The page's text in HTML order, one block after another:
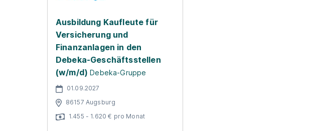
Ausbildung Kaufleute für
Versicherung und
Finanzanlagen in den
Debeka-Geschäftsstellen
(w/m/d)Debeka-Gruppe
01.09.2027
86157 Augsburg
1.455 - 1.620 € pro Monat